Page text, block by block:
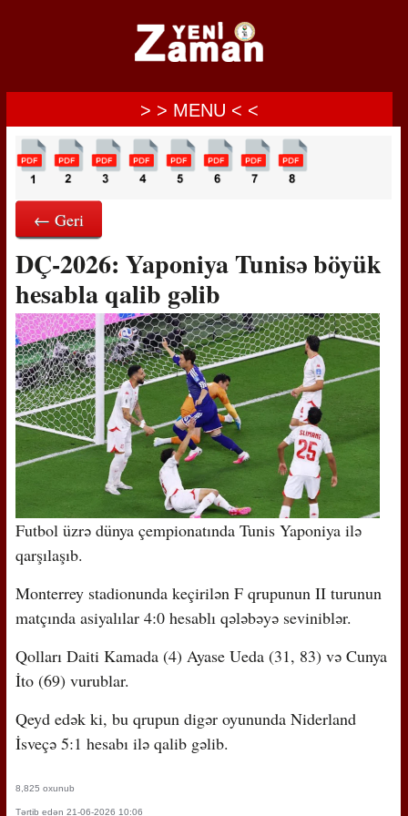
> > MENU < <
← Geri
DÇ-2026: Yaponiya Tunisə böyük
hesabla qalib gəlib
Futbol üzrə dünya çempionatında Tunis Yaponiya ilə
qarşılaşıb.
Monterrey stadionunda keçirilən F qrupunun II turunun
matçında asiyalılar 4:0 hesablı qələbəyə seviniblər.
Qolları Daiti Kamada (4) Ayase Ueda (31, 83) və Cunya
İto (69) vurublar.
Qeyd edək ki, bu qrupun digər oyununda Niderland
İsveçə 5:1 hesabı ilə qalib gəlib.
8,825 oxunub
Tərtib edən 21-06-2026 10:06